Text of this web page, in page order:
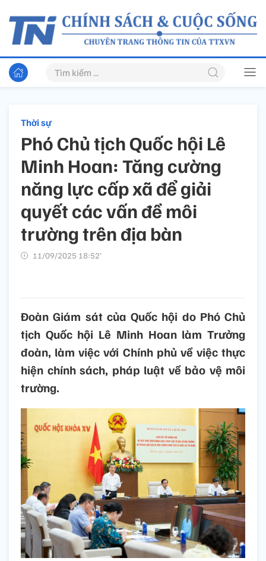
Thời sự
Phó Chủ tịch Quốc hội Lê
Minh Hoan: Tăng cường
năng lực cấp xã để giải
quyết các vấn đề môi
trường trên địa bàn
11/09/2025 18:52’
Đoàn Giám sát của Quốc hội do Phó Chủ
tịch Quốc hội Lê Minh Hoan làm Trưởng
đoàn, làm việc với Chính phủ về việc thực
hiện chính sách, pháp luật về bảo vệ môi
trường.